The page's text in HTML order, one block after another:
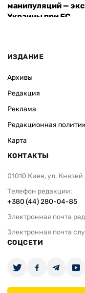
манипуляций —
Украины при ЕС
ИЗДАНИЕ
Архивы
Редакция
Реклама
Редакционная
Карта
КОНТАКТЫ
01010 Киев, ул.
Телефон редакции:
+380 (44) 280-04-85
Электронная почта
Электронная почта
СОЦСЕТИ